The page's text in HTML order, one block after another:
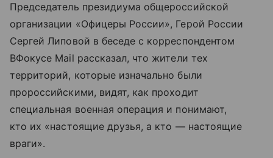
Председатель президиума общероссийской
организации «Офицеры России», Герой России
Сергей Липовой в беседе с корреспондентом
ВФокусе Mail рассказал, что жители тех
территорий, которые изначально были
пророссийскими, видят, как проходит
специальная военная операция и понимают,
кто их «настоящие друзья, а кто — настоящие
враги».